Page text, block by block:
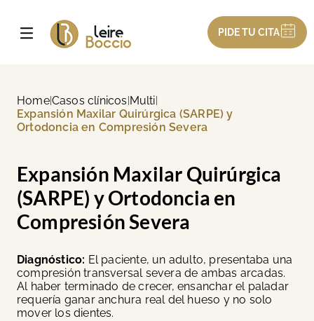
PIDE TU CITA
Home|Casos clínicos Multi
Expansión Maxilar Quirúrgica (SARPE) y
Ortodoncia en Compresión Severa
Expansión Maxilar Quirúrgica
(SARPE) y Ortodoncia en
Compresión Severa
Diagnóstico: El paciente, un adulto, presentaba una
compresión transversal severa de ambas arcadas.
Al haber terminado de crecer, ensanchar el paladar
requería ganar anchura real del hueso y no solo
mover los dientes.